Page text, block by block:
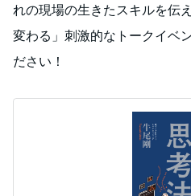
れの現場の生きたスキルを伝
変わる」刺激的なトークイベ
ださい！